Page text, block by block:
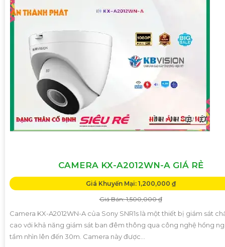
CAMERA KX-A2012WN-A GIÁ RẺ
Giá Khuyến Mại: 1,200,000 ₫
Giá Bán: 1,500,000 ₫
Camera KX-A2012WN-A của Sony SNR1s là một thiết bị giám sát
cao với khả năng giám sát ban đêm thông qua công nghệ hồng
tầm nhìn lên đến 30m. Camera này được...